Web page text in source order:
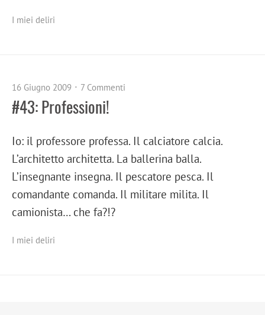
I miei deliri
16 Giugno 2009 7 Commenti
#43: Professioni!
Io: il professore professa. Il calciatore calcia.
L’architetto architetta. La ballerina balla.
L’insegnante insegna. Il pescatore pesca. Il
comandante comanda. Il militare milita. Il
camionista… che fa?!?
I miei deliri